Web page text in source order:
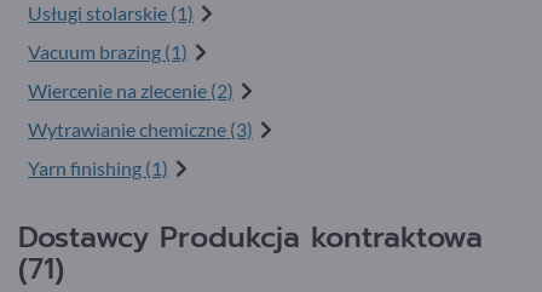
Usługi stolarskie (1)
Vacuum brazing (1)
Wiercenie na zlecenie (2)
Wytrawianie chemiczne (3)
Yarn finishing (1)
Dostawcy Produkcja kontraktowa
(71)